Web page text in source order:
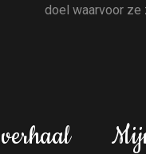
doel waarvoor ze